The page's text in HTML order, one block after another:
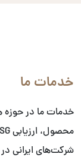
خدمات ما
خدمات ما در حوزه